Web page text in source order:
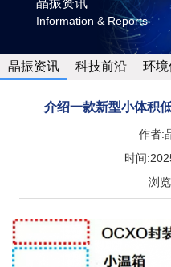
晶振资讯
Information & Reports
晶振资讯 科技前沿 环境
介绍一款新型小体积
作者:
时间
浏